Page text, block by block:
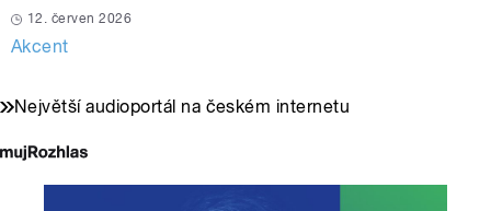
12. červen 2026
Akcent
Největší audioportál na českém internetu